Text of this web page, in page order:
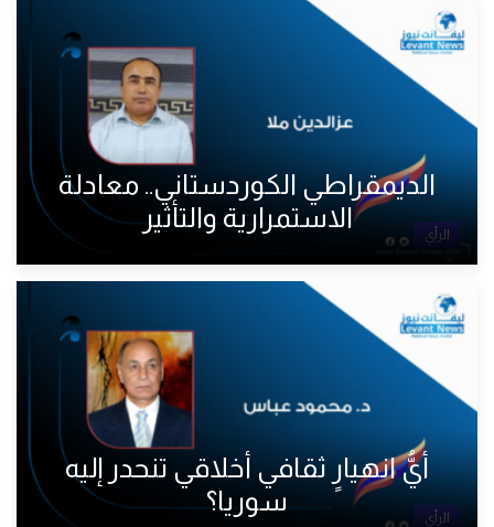
الرأي
الديمقراطي الكوردستاني.. معادلة
الاستمرارية والتأثير
الرأي
أيُّ انهيارٍ ثقافي أخلاقي تنحدر إليه
سوريا؟